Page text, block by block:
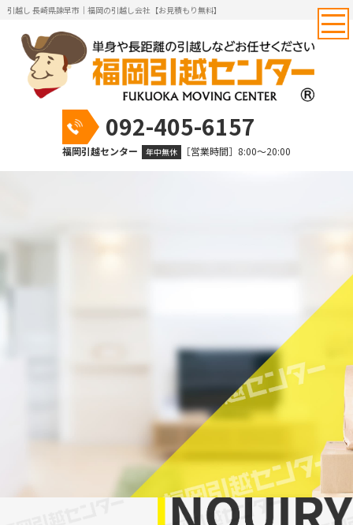
引越し 長崎県諫早市｜福岡の引越し会社【お見積もり無料】
092-405-6157
福岡引越センター 年中無休 ［営業時間］8:00～20:00